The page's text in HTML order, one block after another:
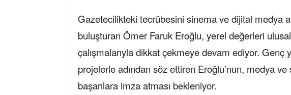
Gazetecilikteki tecrübesini sinema ve dijital medya
buluşturan Ömer Faruk Eroğlu, yerel değerleri
çalışmalarıyla dikkat çekmeye devam ediyor. Genç
projelerle adından söz ettiren Eroğlu’nun, medya
başarılara imza atması bekleniyor.